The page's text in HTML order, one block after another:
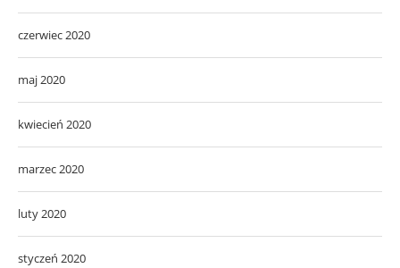
czerwiec 2020
maj 2020
kwiecień 2020
marzec 2020
luty 2020
styczeń 2020